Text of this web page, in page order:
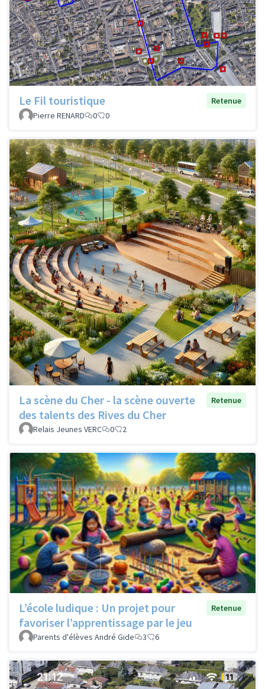
Le Fil touristique
Retenue
Pierre RENARD
0 0
La scène du Cher - la scène ouverte
des talents des Rives du Cher
Retenue
Relais Jeunes VERC 0 2
L’école ludique : Un projet pour
favoriser l’apprentissage par le jeu
Retenue
Parents d'élèves André Gide 3 6